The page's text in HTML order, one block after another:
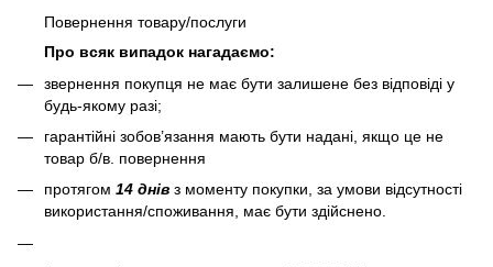
Повернення товару/послуги
Про всяк випадок нагадаємо:
звернення покупця не має бути залишене без відповіді у
будь-якому разі;
гарантійні зобов’язання мають бути надані, якщо це не
товар б/в. повернення
протягом 14 днів з моменту покупки, за умови відсутності
використання/споживання, має бути здійснено.